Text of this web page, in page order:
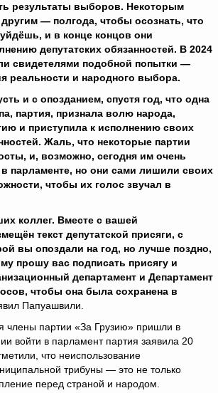
результаты выборов. Некоторым
— полгода, чтобы осознать, что
и в конце концов они
депутатских обязанностей. В 2024
свидетелями подобной попытки —
реальности и народного выбора.
и с опозданием, спустя год, что одна
партия, признала волю народа,
и приступила к исполнению своих
Жаль, что некоторые партии
и, возможно, сегодня им очень
парламенте, но они сами лишили своих
чтобы их голос звучал в
коллег. Вместе с вашей
текст депутатской присяги, с
вы опоздали на год, но лучше поздно,
прошу вас подписать присягу и
департамент и Департамент
чтобы она была сохранена в
Папуашвили.
члены партии «За Грузию» пришли в
войти в парламент партия заявила 20
что неиспользование
трибуны — это не только
перед страной и народом.